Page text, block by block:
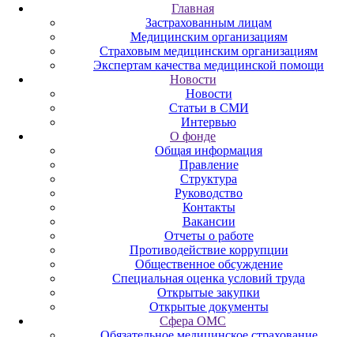
Главная
Застрахованным лицам
Медицинским организациям
Страховым медицинским организациям
Экспертам качества медицинской помощи
Новости
Новости
Статьи в СМИ
Интервью
О фонде
Общая информация
Правление
Структура
Руководство
Контакты
Вакансии
Отчеты о работе
Противодействие коррупции
Общественное обсуждение
Специальная оценка условий труда
Открытые закупки
Открытые документы
Сфера ОМС